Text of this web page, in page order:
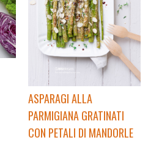
ASPARAGI ALLA
PARMIGIANA GRATINATI
CON PETALI DI MANDORLE